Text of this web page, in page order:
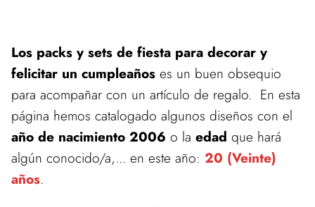
Los packs y sets de fiesta para decorar y
felicitar un cumpleaños es un buen obsequio
para acompañar con un artículo de regalo. En esta
página hemos catalogado algunos diseños con el
año de nacimiento 2006 o la edad que hará
algún conocido/a,... en este año: 20 (Veinte)
años.